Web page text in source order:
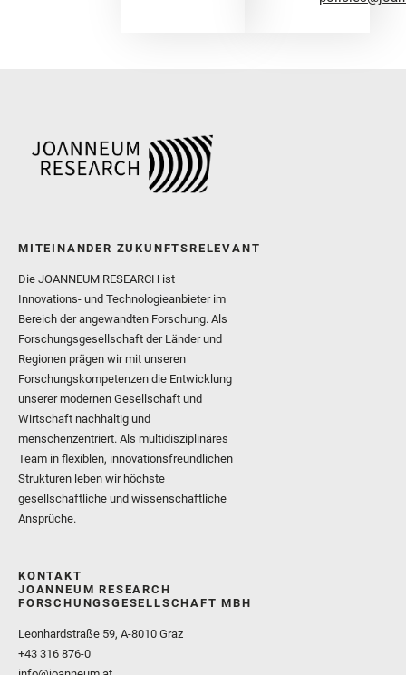
MITEINANDER ZUKUNFTSRELEVANT
Die JOANNEUM RESEARCH ist
Innovations- und Technologieanbieter im
Bereich der angewandten Forschung. Als
Forschungsgesellschaft der Länder und
Regionen prägen wir mit unseren
Forschungskompetenzen die Entwicklung
unserer modernen Gesellschaft und
Wirtschaft nachhaltig und
menschenzentriert. Als multidisziplinäres
Team in flexiblen, innovationsfreundlichen
Strukturen leben wir höchste
gesellschaftliche und wissenschaftliche
Ansprüche.
KONTAKT
JOANNEUM RESEARCH
FORSCHUNGSGESELLSCHAFT MBH
Leonhardstraße 59, A-8010 Graz
+43 316 876-0